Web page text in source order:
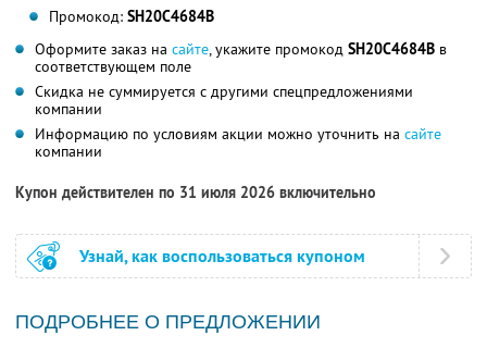
Промокод: SH20C4684B
Оформите заказ на сайте, укажите промокод SH20C4684B в
соответствующем поле
Скидка не суммируется с другими спецпредложениями
компании
Информацию по условиям акции можно уточнить на сайте
компании
Купон действителен по 31 июля 2026 включительно
Узнай, как воспользоваться купоном
ПОДРОБНЕЕ О ПРЕДЛОЖЕНИИ